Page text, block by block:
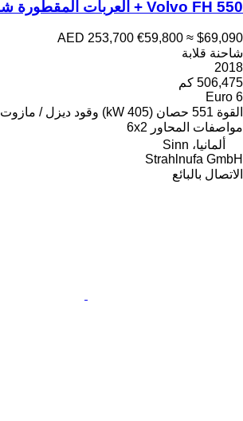
Volvo FH 550 + العربات المقطورة شاحنة قلابة
AED 253,700 €59,800 ≈ $69,090
شاحنة قلابة
2018
506,475 كم
Euro 6
القوة 551 حصان (405 kW) وقود ديزل / مازوت
مواصفات المحاور 6x2
ألمانيا، Sinn
Strahlnufa GmbH
الاتصال بالبائع